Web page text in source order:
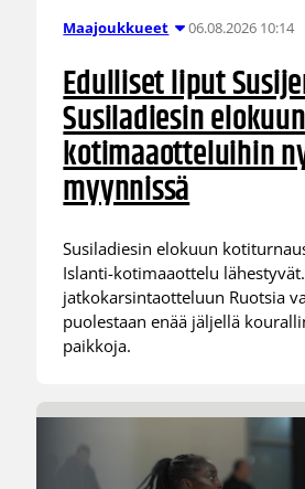
Maajoukkueet 06.08.2026 10:14
Edulliset liput
Susiladiesin elokuun
kotimaaotteluihin
myynnissä
Susiladiesin elokuun
Islanti-kotimaaottelu
jatkokarsintaotteluun Ruotsia
puolestaan enää jäljellä
paikkoja.